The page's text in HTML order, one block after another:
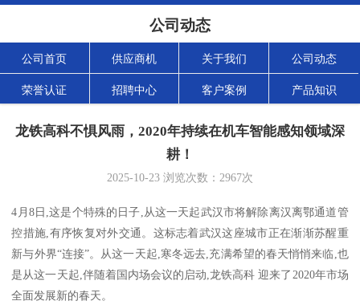
公司动态
公司首页 供应商机 关于我们 公司动态
荣誉认证 招聘中心 客户案例 产品知识
龙铁高科不惧风雨，2020年持续在机车智能感知领域深
耕！
2025-10-23 浏览次数： 2967次
4月8日,这是个特殊的日子,从这一天起武汉市将解除离汉离鄂通道管
控措施,有序恢复对外交通。这标志着武汉这座城市正在渐渐苏醒重
新与外界“连接”。从这一天起,寒冬远去,充满希望的春天悄悄来临,也
是从这一天起,伴随着国内场会议的启动,龙铁高科 迎来了2020年市场
全面发展新的春天。